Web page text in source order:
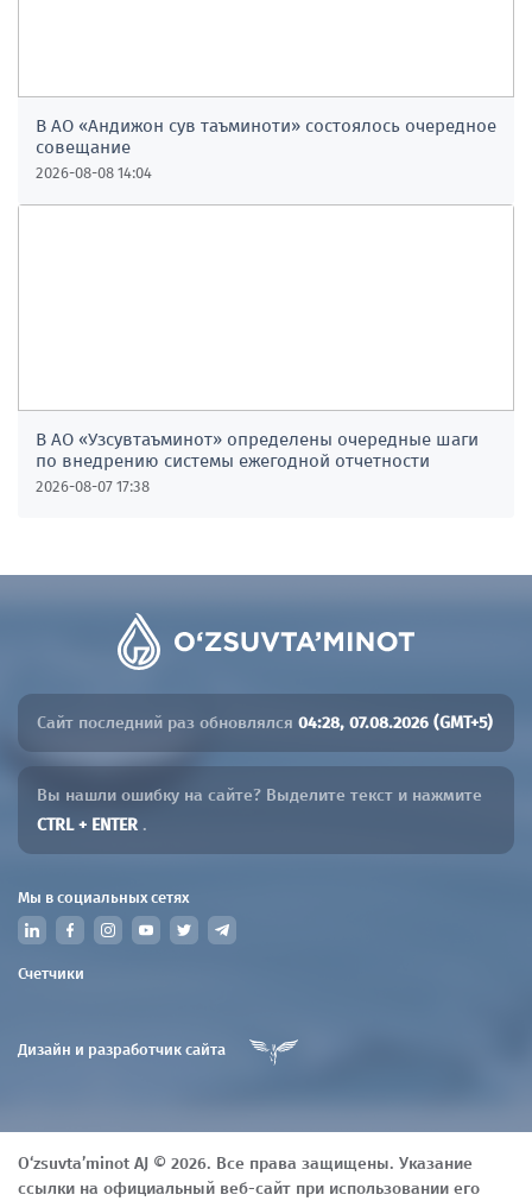
В АО «Андижон сув таъминоти» состоялось очередное
совещание
2026-08-08 14:04
В АО «Узсувтаъминот» определены очередные шаги
по внедрению системы ежегодной отчетности
2026-08-07 17:38
Сайт последний раз обновлялся 04:28, 07.08.2026 (GMT+5)
Вы нашли ошибку на сайте? Выделите текст и нажмите
CTRL + ENTER .
Мы в социальных сетях
Счетчики
Дизайн и разработчик сайта
O‘zsuvta’minot AJ © 2026. Все права защищены. Указание
ссылки на официальный веб-сайт при использовании его